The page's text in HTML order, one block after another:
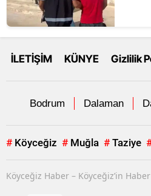
İLETİŞİM KÜNYE Gizlilik
Bodrum Dalaman
# Köyceğiz # Muğla # Taziye
Köyceğiz Haber – Köyceğiz’in